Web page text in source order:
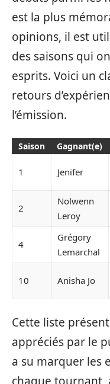
est la plus
opinions, il est
des saisons qui
esprits. Voici un
retours
l’émission.
Saison Gagnant(e)
1 Jenifer
2
Nolwenn
Leroy
4
Grégory
Lemarchal
10 Anisha Jo
Cette liste
appréciés par le
a su marquer les
chaque tournant,